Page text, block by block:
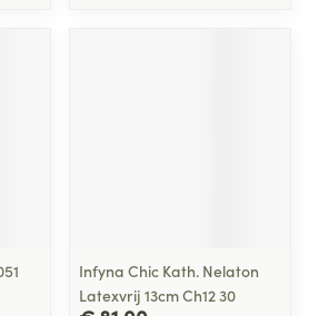
Infyna Chic Kath. Nelaton
Latexvrij 13cm Ch12 30